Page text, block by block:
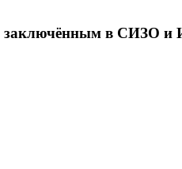
заключённым в СИЗО и